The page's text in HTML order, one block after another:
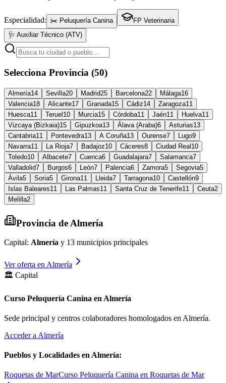
Especialidad: ✂️ Peluquería Canina
FP Veterinaria
🩺 Auxiliar Técnico (ATV)
Selecciona Provincia (50)
Almería14 Sevilla20 Madrid25 Barcelona22 Málaga16
Valencia18 Alicante17 Granada15 Cádiz14 Zaragoza11
Huesca11 Teruel 10 Murcia15 Córdoba11 Jaén11 Huelva11
Vizcaya (Bizkaia)15 Gipuzkoa13 Álava (Araba)6 Asturias13
Cantabria11 Pontevedra13 A Coruña13 Ourense7 Lugo9
Navarra11 La Rioja7 Badajoz10 Cáceres8 Ciudad Real 10
Toledo10 Albacete7 Cuenca6 Guadalajara7 Salamanca7
Valladolid7 Burgos6 León7 Palencia6 Zamora5 Segovia5
Ávila5 Soria5 Girona11 Lleida7 Tarragona10 Castellón9
Islas Baleares11 Las Palmas11 Santa Cruz de Tenerife11 Ceuta2
Melilla2
Provincia de Almería
Capital: Almería y 13 municipios principales
Ver oferta en Almería
🏛️ Capital
Curso Peluquería Canina en Almería
Sede principal y centros colaboradores homologados en Almería.
Acceder a Almería
Pueblos y Localidades en Almería:
Roquetas de MarCurso Peluquería Canina en Roquetas de Mar